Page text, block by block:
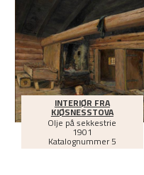
INTERIØR FRA
KJØSNESSTOVA
Olje på sekkestrie
1901
Katalognummer 5